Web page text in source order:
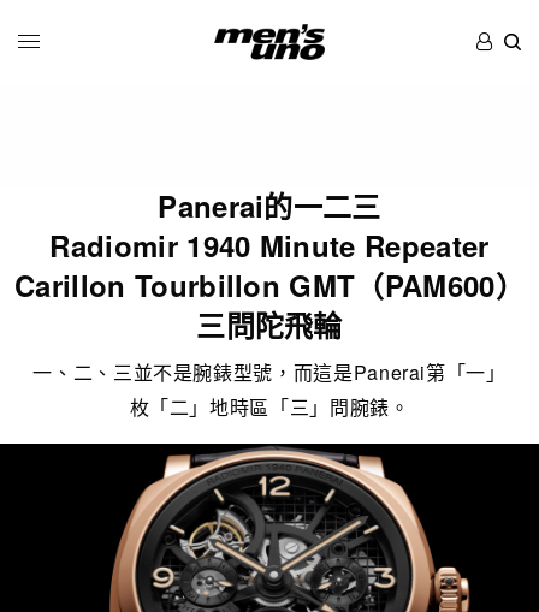
Panerai的一二三
Radiomir 1940 Minute Repeater
Carillon Tourbillon GMT（PAM600）
三問陀飛輪
一、二、三並不是腕錶型號，而這是Panerai第「一」
枚「二」地時區「三」問腕錶。